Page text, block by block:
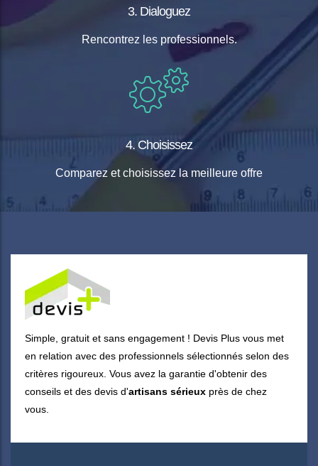
3. Dialoguez
Rencontrez les professionnels.
4. Choisissez
Comparez et choisissez la meilleure offre
Simple, gratuit et sans engagement ! Devis Plus vous met
en relation avec des professionnels sélectionnés selon des
critères rigoureux. Vous avez la garantie d'obtenir des
conseils et des devis d'artisans sérieux près de chez
vous.